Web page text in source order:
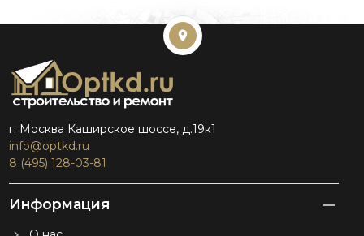
г. Москва Каширское шоссе, д.19к1
info@optkd.ru
8 (495) 128-03-81
Информация